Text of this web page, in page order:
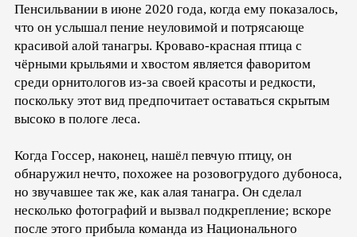
Пенсильвании в июне 2020 года, когда ему показалось,
что он услышал пение неуловимой и потрясающе
красивой алой танагры. Кроваво-красная птица с
чёрными крыльями и хвостом является фаворитом
среди орнитологов из-за своей красоты и редкости,
поскольку этот вид предпочитает оставаться скрытым
высоко в пологе леса.
Когда Госсер, наконец, нашёл певчую птицу, он
обнаружил нечто, похожее на розовогрудого дубоноса,
но звучавшее так же, как алая танагра. Он сделал
несколько фотографий и вызвал подкрепление; вскоре
после этого прибыла команда из Национального